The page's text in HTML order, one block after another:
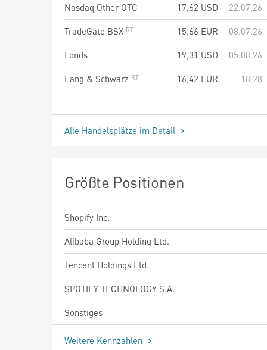
Nasdaq Other OTC
17,62 USD
22.07.26
TradeGate BSX
15,66 EUR
08.07.26
Fonds
19,31 USD
05.08.26
Lang & Schwarz
16,42 EUR 18:28
Alle Handelsplätze im Detail
Größte Positionen
Shopify Inc.
Alibaba Group Holding Ltd.
Tencent Holdings Ltd.
SPOTIFY TECHNOLOGY S.A.
Sonstiges
Weitere Kennzahlen